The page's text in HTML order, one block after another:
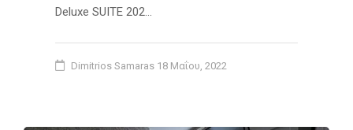
Deluxe SUITE 202…
Dimitrios Samaras 18 Μαΐου, 2022